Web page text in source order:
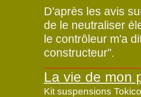
D'après les avis
de le neutraliser
le contrôleur m'a
constructeur".
La vie de mon
Kit suspensions